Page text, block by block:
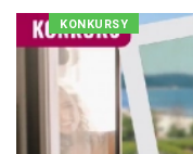
KONKURSY